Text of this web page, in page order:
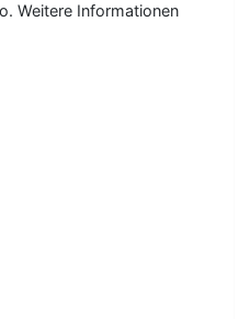
Weitere Informationen